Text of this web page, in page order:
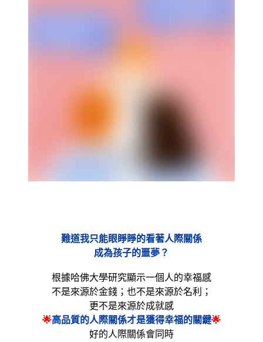
難道我只能眼睜睜的看著人際關係
成為孩子的噩夢？
根據哈佛大學研究顯示一個人的幸福感
不是來源於金錢；也不是來源於名利；
更不是來源於成就感
🌟高品質的人際關係才是獲得幸福的關鍵🌟
好的人際關係會同時